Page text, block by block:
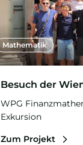
Mathematik
Besuch der
WPG
Exkursion
Zum Projekt